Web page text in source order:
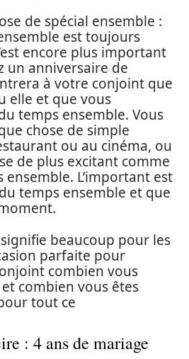
de spécial ensemble :
est toujours
encore plus important
un anniversaire de
à votre conjoint que
elle et que vous
temps ensemble. Vous
chose de simple
ou au cinéma, ou
de plus excitant comme
ensemble. L’important est
temps ensemble et que
beaucoup pour les
parfaite pour
combien vous
combien vous êtes
tout ce
: 4 ans de mariage